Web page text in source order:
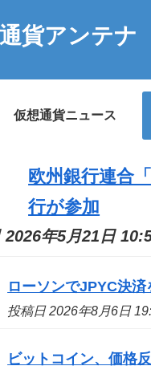
貨アンテナ
仮想通貨ニュース
欧州銀行連合
行が参加
2026年5月21日
ローソンでJPYC決
投稿日 2026年8月6日
ビットコイン、価格